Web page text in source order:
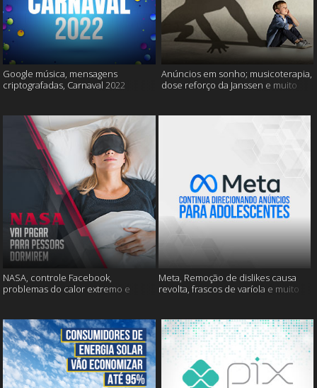
Google música, mensagens
criptografadas, Carnaval 2022
Anúncios em sonho; musicoterapia,
dose reforço da Janssen e muito
NASA, controle Facebook,
problemas do calor extremo e
Meta, Remoção de dislikes causa
revolta, frascos de varíola e muito